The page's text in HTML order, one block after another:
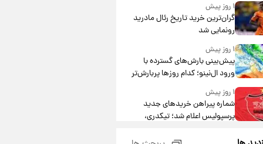
۱ روز پیش
گران‌ترین خرید تاریخ رئال مادرید
رونمایی شد
۱ روز پیش
پیش‌بینی بارش‌های گسترده با
ورود ال‌نینو؛ کدام روزها پربارش‌تر
خواهند بود؟
۱ روز پیش
شماره پیراهن خریدهای جدید
پرسپولیس اعلام شد؛ تیکدری،